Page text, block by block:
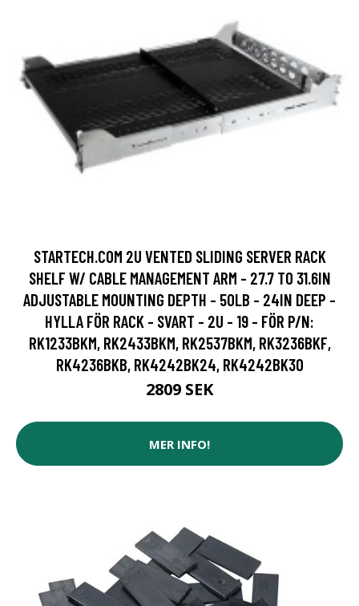
STARTECH.COM 2U VENTED SLIDING SERVER RACK
SHELF W/ CABLE MANAGEMENT ARM - 27.7 TO 31.6IN
ADJUSTABLE MOUNTING DEPTH - 50LB - 24IN DEEP -
HYLLA FÖR RACK - SVART - 2U - 19 - FÖR P/N:
RK1233BKM, RK2433BKM, RK2537BKM, RK3236BKF,
RK4236BKB, RK4242BK24, RK4242BK30
2809 SEK
MER INFO!